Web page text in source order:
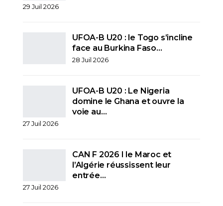
29 Juil 2026
UFOA-B U20 : le Togo s’incline
face au Burkina Faso…
28 Juil 2026
UFOA-B U20 : Le Nigeria
domine le Ghana et ouvre la
voie au…
27 Juil 2026
CAN F 2026 I le Maroc et
l’Algérie réussissent leur
entrée…
27 Juil 2026